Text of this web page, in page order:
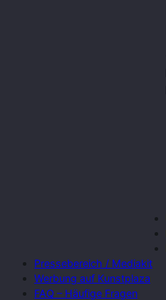
Pressebereich / Mediakit
Werbung auf Kunstplaza
FAQ – Häufige Fragen